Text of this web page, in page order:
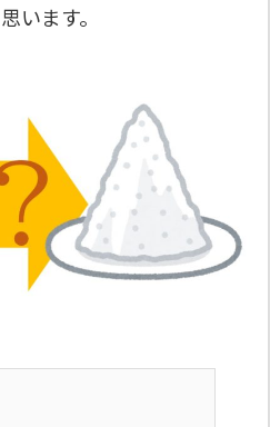
います。